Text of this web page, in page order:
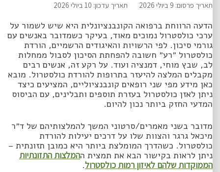
תאריך פרסום: 9 ביולי 2026 תאריך עדכון: 10 ביולי 2026
הדעה הרווחת ברפואה הקונבנציונלית היא שיש לשמור על
ערכי כולסטרול נמוכים מאוד, בעיקר כשמדובר באנשים עם
גורמי סיכון. לפי הרשויות והאיגודים הרשמיים, הורדת
כולסטרול ״רע״ חשובה להפחתת הסיכון לסבול ממחלות
לב, שבץ מוחי, דמנציה ועוד. על רקע זה, אנשים רבים
מקבלים המלצה להיעזר בתרופות להורדת כולסטרול. מובא
כאן מידע מפי שני רופאים קונבנציוליים, המציעים כיצד
ניתן לאזן כולסטרול בעזרת תוספים ותבלינים, עם הביסוס
המדעי החזק ביותר נכון להיום.
מדובר בשני מאמרים/סרטוני המשך להמלצותיהם של ד״ר
מיכאל גרגר והצוות שלו על דרכים יעילות להורדת
כולסטרול. כשהדרך המומלצת ביותר היא כמובן תזונתית –
ניתן לראות בקישור הבא את תמצית ה המלצות התזונתיות
הממוקדות שלהם לאיזון רמות כולסטרול.